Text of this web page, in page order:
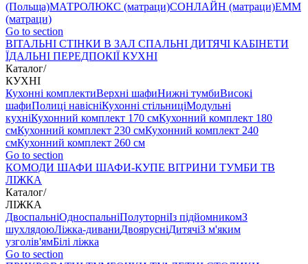
(Польща)МАТРОЛЮКС (матраци)СОНЛАЙН (матраци)EMM
(матраци)
Go to section
ВIТАЛЬНI СТІНКИ В ЗАЛ СПАЛЬНІ ДИТЯЧІ КАБІНЕТИ
ЇДАЛЬНI ПЕРЕДПОКІЇ КУХНІ
Каталог/
КУХНІ
Кухонні комплектиВерхні шафиНижні тумбиВисокі
шафиПолиці навісніКухонні стільниціМодульні
кухніКухонний комплект 170 смКухонний комплект 180
смКухонний комплект 230 смКухонний комплект 240
смКухонний комплект 260 см
Go to section
КОМОДИ ШАФИ ШАФИ-КУПЕ ВІТРИНИ ТУМБИ ТВ
ЛІЖКА
Каталог/
ЛІЖКА
ДвоспальніОдноспальніПолуторніІз підйомникомЗ
шухлядоюЛіжка-диваниДвоярусніДитячіЗ м'яким
узголів'ямБілі ліжка
Go to section